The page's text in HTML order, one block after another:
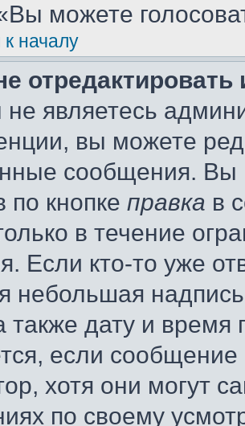
можете
началу
являетесь
вы можете
сообщения. Вы
по кнопке правка в
в течение
Если кто-то уже
небольшая
также дату и
если
хотя они могут
по своему